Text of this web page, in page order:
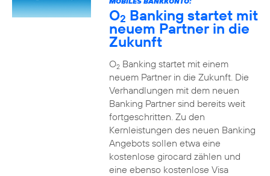
O2 Banking startet mit
neuem Partner in die
Zukunft
O2Banking startet mit einem
neuem Partner in die Zukunft. Die
Verhandlungen mit dem neuen
Banking Partner sind bereits weit
fortgeschritten. Zu den
Kernleistungen des neuen Banking
Angebots sollen etwa eine
kostenlose girocard zählen und
eine ebenso kostenlose Visa